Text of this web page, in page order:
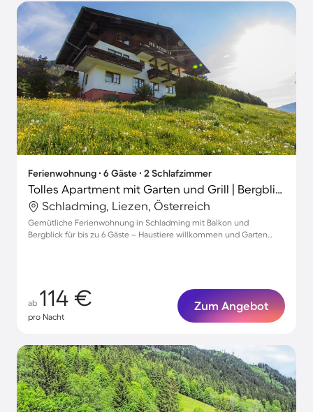
Ferienwohnung ∙ 6 Gäste ∙ 2 Schlafzimmer
Tolles Apartment mit Garten und Grill | Bergblick | Haustiere erlaubt
Schladming, Liezen, Österreich
Gemütliche Ferienwohnung in Schladming mit Balkon und
Bergblick für bis zu 6 Gäste – Haustiere willkommen und Garten
ab 114 €
pro Nacht
Zum Angebot